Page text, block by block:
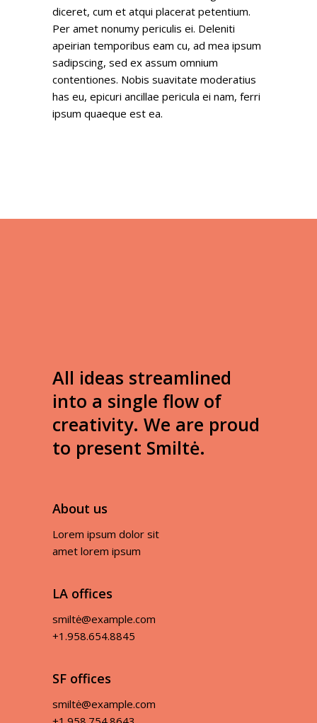
diceret, cum et atqui placerat petentium.
Per amet nonumy periculis ei. Deleniti
apeirian temporibus eam cu, ad mea ipsum
sadipscing, sed ex assum omnium
contentiones. Nobis suavitate moderatius
has eu, epicuri ancillae pericula ei nam, ferri
ipsum quaeque est ea.
All ideas streamlined
into a single flow of
creativity. We are proud
to present Smiltė.
About us
Lorem ipsum dolor sit
amet lorem ipsum
LA offices
smiltė@example.com
+1.958.654.8845
SF offices
smiltė@example.com